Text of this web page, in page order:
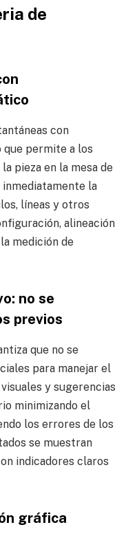
de
con
permite a los
pieza en la mesa de
la
líneas y otros
alineación
medición de
no se
previos
que no se
para manejar el
y sugerencias
minimizando el
los errores de los
se muestran
indicadores claros
gráfica